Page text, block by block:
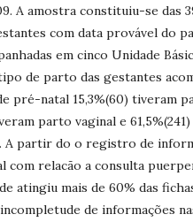
A amostra constituiu-se das
com data provável do
em cinco Unidade
de parto das gestantes
pré-natal 15,3%(60) tiveram
parto vaginal e
A partir do o registro de
com relacão a consulta
atingiu mais de 60% das
de informações